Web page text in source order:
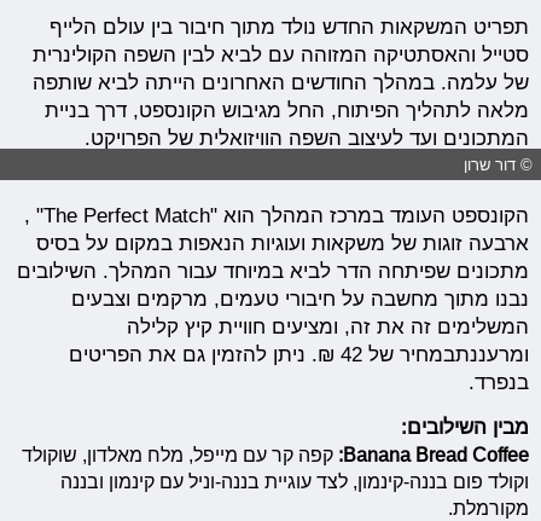
תפריט המשקאות החדש נולד מתוך חיבור בין עולם הלייף
סטייל והאסתטיקה המזוהה עם לביא לבין השפה הקולינרית
של עלמה. במהלך החודשים האחרונים הייתה לביא שותפה
מלאה לתהליך הפיתוח, החל מגיבוש הקונספט, דרך בניית
המתכונים ועד לעיצוב השפה הוויזואלית של הפרויקט.
© דור שרון
הקונספט העומד במרכז המהלך הוא "The Perfect Match" ,
ארבעה זוגות של משקאות ועוגיות הנאפות במקום על בסיס
מתכונים שפיתחה הדר לביא במיוחד עבור המהלך. השילובים
נבנו מתוך מחשבה על חיבורי טעמים, מרקמים וצבעים
המשלימים זה את זה, ומציעים חוויית קיץ קלילה
ומרעננתבמחיר של 42 ₪. ניתן להזמין גם את הפריטים
בנפרד.
מבין השילובים:
Banana Bread Coffee
: קפה קר עם מייפל, מלח מאלדון, שוקולד
וקולד פום בננה-קינמון, לצד עוגיית בננה-וניל עם קינמון ובננה
מקורמלת.